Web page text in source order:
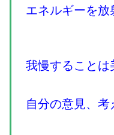
エネルギーを放
我慢することは
自分の意見、考